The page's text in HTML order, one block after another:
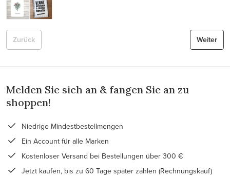
Weiter
Zurück
Melden Sie sich an & fangen Sie an zu
shoppen!
Niedrige Mindestbestellmengen
Ein Account für alle Marken
Kostenloser Versand bei Bestellungen über 300 €
Jetzt kaufen, bis zu 60 Tage später zahlen (Rechnungskauf)